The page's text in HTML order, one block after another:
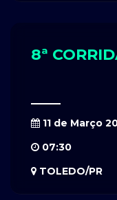
8ª
11 de Março
07:30
TOLEDO/PR